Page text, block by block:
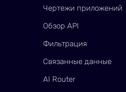
Чертежи приложений
Обзор API
Фильтрация
Связанные данные
AI Router